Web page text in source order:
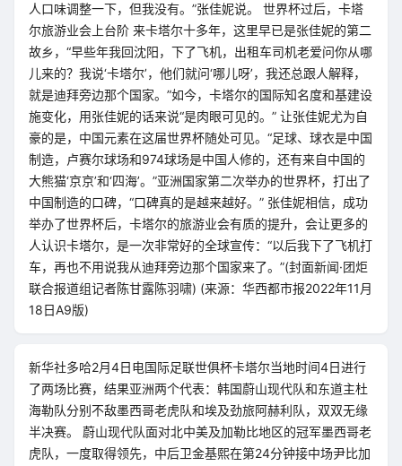
人口味调整一下，但我没有。”张佳妮说。 世界杯过后，卡塔
尔旅游业会上台阶 来卡塔尔十多年，这里早已是张佳妮的第二
故乡，“早些年我回沈阳，下了飞机，出租车司机老爱问你从哪
儿来的？我说‘卡塔尔’，他们就问‘哪儿呀’，我还总跟人解释，
就是迪拜旁边那个国家。”如今，卡塔尔的国际知名度和基建设
施变化，用张佳妮的话来说“是肉眼可见的。” 让张佳妮尤为自
豪的是，中国元素在这届世界杯随处可见。“足球、球衣是中国
制造，卢赛尔球场和974球场是中国人修的，还有来自中国的
大熊猫‘京京’和‘四海’。”亚洲国家第二次举办的世界杯，打出了
中国制造的口碑，“口碑真的是越来越好。” 张佳妮相信，成功
举办了世界杯后，卡塔尔的旅游业会有质的提升，会让更多的
人认识卡塔尔，是一次非常好的全球宣传：“以后我下了飞机打
车，再也不用说我从迪拜旁边那个国家来了。”(封面新闻·团炬
联合报道组记者陈甘露陈羽啸) (来源：华西都市报2022年11月
18日A9版)
新华社多哈2月4日电国际足联世俱杯卡塔尔当地时间4日进行
了两场比赛，结果亚洲两个代表：韩国蔚山现代队和东道主杜
海勒队分别不敌墨西哥老虎队和埃及劲旅阿赫利队，双双无缘
半决赛。 蔚山现代队面对北中美及加勒比地区的冠军墨西哥老
虎队，一度取得领先，中后卫金基熙在第24分钟接中场尹比加